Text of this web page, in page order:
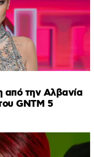
από την Αλβανία
GNTM 5